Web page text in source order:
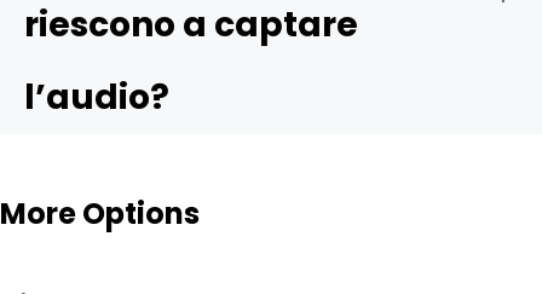
riescono a captare
l’audio?
More Options